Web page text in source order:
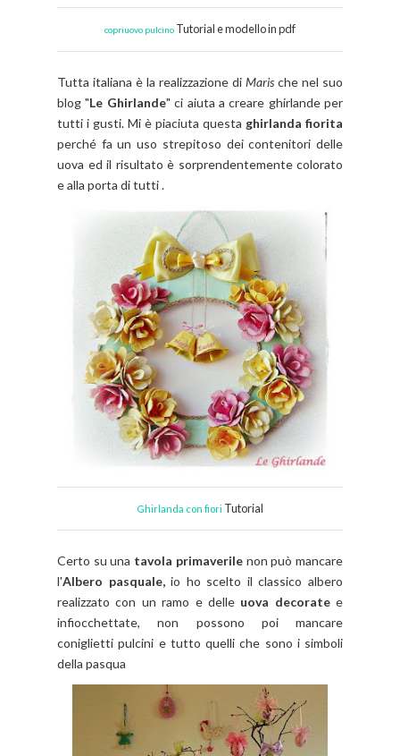
copriuovo pulcino Tutorial e modello in pdf
Tutta italiana è la realizzazione di Maris che nel suo
blog "Le Ghirlande" ci aiuta a creare ghirlande per
tutti i gusti. Mi è piaciuta questa ghirlanda fiorita
perché fa un uso strepitoso dei contenitori delle
uova ed il risultato è sorprendentemente colorato
e alla porta di tutti .
Ghirlanda con fiori Tutorial
Certo su una tavola primaverilenon può mancare
l'Albero pasquale,io ho scelto il classico albero
realizzato con un ramo e delle uova decoratee
infiocchettate, non possono poi mancare
coniglietti pulcini e tutto quelli che sono i simboli
della pasqua